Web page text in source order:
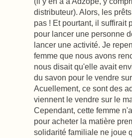
distributeur). Alors, les
pas ! Et pourtant, il suffirait
pour lancer une personne
lancer une activité. Je
femme que nous avons
nous disait qu'elle avait
du savon pour le vendre
Acuellement, ce sont des
viennent le vendre sur le
Cependant, cette femme
pour acheter la matière
solidarité familiale ne joue